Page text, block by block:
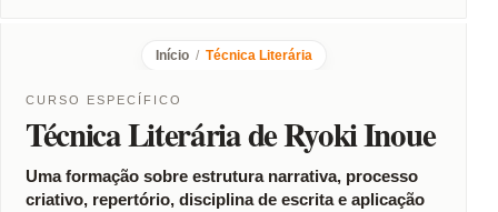
Início / Técnica Literária
CURSO ESPECÍFICO
Técnica Literária de Ryoki Inoue
Uma formação sobre estrutura narrativa, processo
criativo, repertório, disciplina de escrita e aplicação